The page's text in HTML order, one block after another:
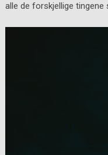
alle de forskjellige tingene